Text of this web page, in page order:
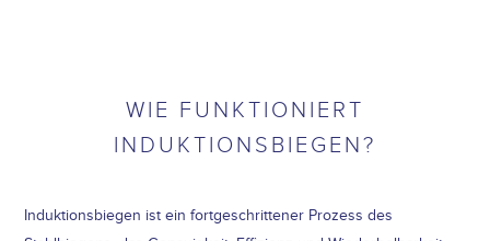
WIE FUNKTIONIERT
INDUKTIONSBIEGEN?
Induktionsbiegen ist ein fortgeschrittener Prozess des